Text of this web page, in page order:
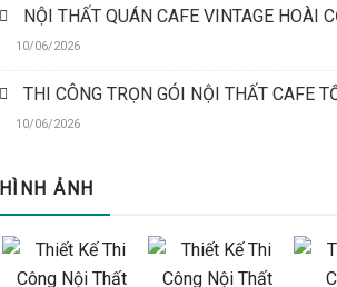
NỘI THẤT QUÁN CAFE VINTAGE HOÀI
10/06/2026
THI CÔNG TRỌN GÓI NỘI THẤT CAFE
10/06/2026
HÌNH ẢNH